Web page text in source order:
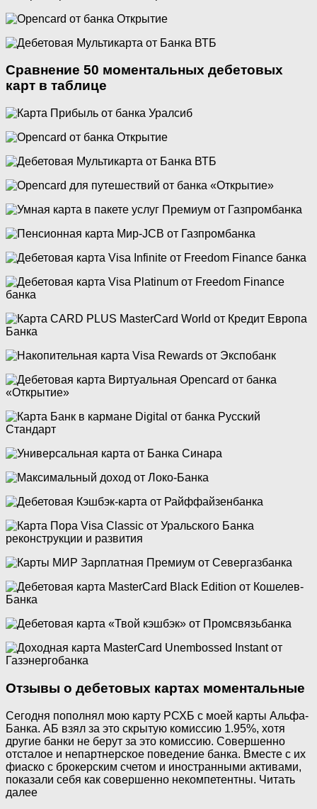
Сравнение 50 моментальных дебетовых
карт в таблице
Отзывы о дебетовых картах моментальные
Сегодня пополнял мою карту РСХБ с моей карты Альфа-
Банка. АБ взял за это скрытую комиссию 1.95%, хотя
другие банки не берут за это комиссию. Совершенно
отсталое и непартнерское поведение банка. Вместе с их
фиаско с брокерским счетом и иностранными активами,
показали себя как совершенно некомпетентны. Читать
далее